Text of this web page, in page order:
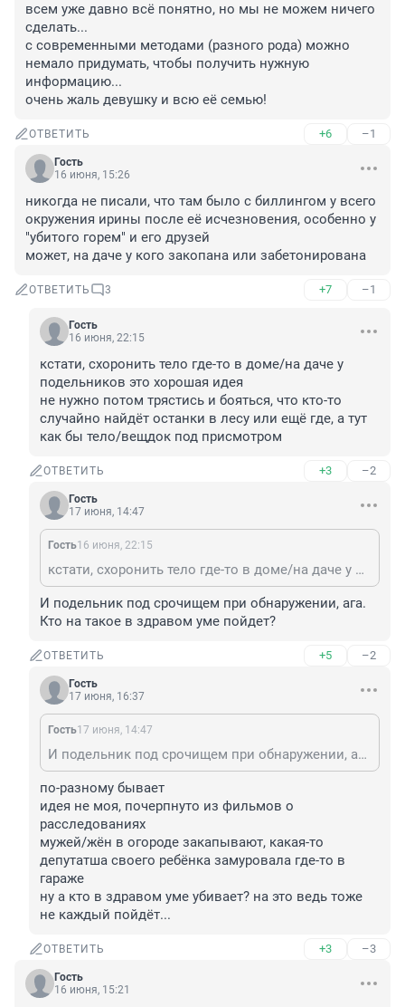
всем уже давно всё понятно, но мы не можем ничего
сделать...
с современными методами (разного рода) можно
немало придумать, чтобы получить нужную
информацию...
очень жаль девушку и всю её семью!
ОТВЕТИТЬ +6 –1
Гость
16 июня, 15:26
никогда не писали, что там было с биллингом у всего
окружения ирины после её исчезновения, особенно у
"убитого горем" и его друзей
может, на даче у кого закопана или забетонирована
ОТВЕТИТЬ 3 +7 –1
Гость
16 июня, 22:15
кстати, схоронить тело где-то в доме/на даче у
подельников это хорошая идея
не нужно потом трястись и бояться, что кто-то
случайно найдёт останки в лесу или ещё где, а тут
как бы тело/вещдок под присмотром
ОТВЕТИТЬ +3 –2
Гость
17 июня, 14:47
Гость16 июня, 22:15
кстати, схоронить тело где-то в доме/на даче у подельников это хорошая идея не нужно потом трястись и бояться, что кто-то случайно найдёт останки в лесу или ещё где, а тут как бы тело/вещдок под присмотром
И подельник под срочищем при обнаружении, ага.
Кто на такое в здравом уме пойдет?
ОТВЕТИТЬ +5 –2
Гость
17 июня, 16:37
Гость17 июня, 14:47
И подельник под срочищем при обнаружении, ага. Кто на такое в здравом уме пойдет?
по-разному бывает
идея не моя, почерпнуто из фильмов о
расследованиях
мужей/жён в огороде закапывают, какая-то
депутатша своего ребёнка замуровала где-то в
гараже
ну а кто в здравом уме убивает? на это ведь тоже
не каждый пойдёт...
ОТВЕТИТЬ +3 –3
Гость
16 июня, 15:21